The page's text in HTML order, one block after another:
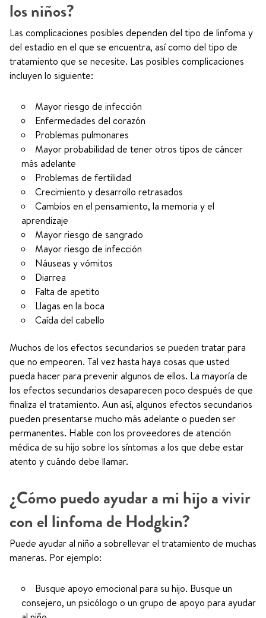
los niños?
Las complicaciones posibles dependen del tipo de linfoma y
del estadio en el que se encuentra, así como del tipo de
tratamiento que se necesite. Las posibles complicaciones
incluyen lo siguiente:
Mayor riesgo de infección
Enfermedades del corazón
Problemas pulmonares
Mayor probabilidad de tener otros tipos de cáncer
más adelante
Problemas de fertilidad
Crecimiento y desarrollo retrasados
Cambios en el pensamiento, la memoria y el
aprendizaje
Mayor riesgo de sangrado
Mayor riesgo de infección
Náuseas y vómitos
Diarrea
Falta de apetito
Llagas en la boca
Caída del cabello
Muchos de los efectos secundarios se pueden tratar para
que no empeoren. Tal vez hasta haya cosas que usted
pueda hacer para prevenir algunos de ellos. La mayoría de
los efectos secundarios desaparecen poco después de que
finaliza el tratamiento. Aun así, algunos efectos secundarios
pueden presentarse mucho más adelante o pueden ser
permanentes. Hable con los proveedores de atención
médica de su hijo sobre los síntomas a los que debe estar
atento y cuándo debe llamar.
¿Cómo puedo ayudar a mi hijo a vivir
con el linfoma de Hodgkin?
Puede ayudar al niño a sobrellevar el tratamiento de muchas
maneras. Por ejemplo:
Busque apoyo emocional para su hijo. Busque un
consejero, un psicólogo o un grupo de apoyo para ayudar